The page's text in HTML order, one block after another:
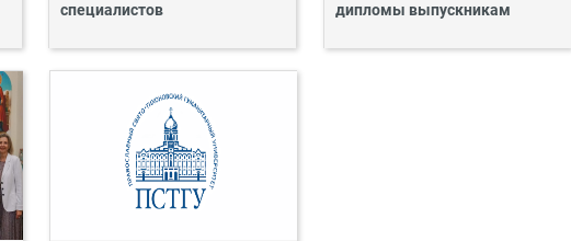
специалистов
дипломы выпускникам